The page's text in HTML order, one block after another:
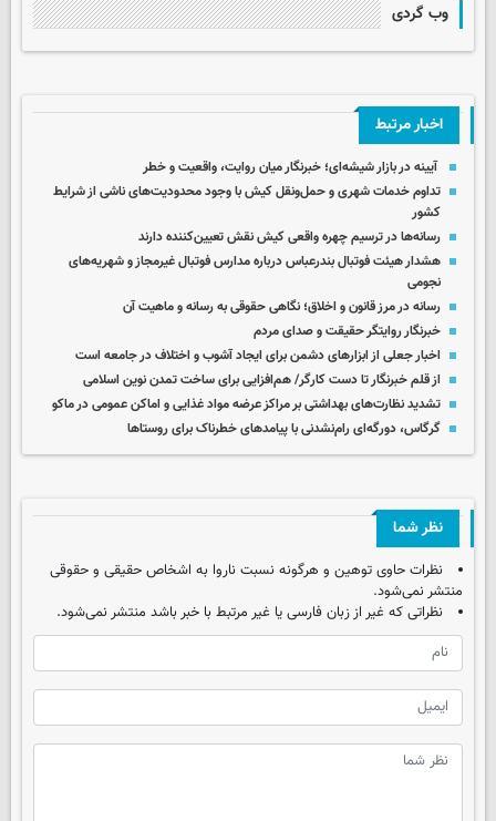
وب گردی
اخبار مرتبط
آیینه در بازار شیشه‌ای؛ خبرنگار میان روایت، واقعیت و خطر
تداوم خدمات شهری و حمل‌ونقل کیش با وجود محدودیت‌های ناشی از شرایط
کشور
رسانه‌ها در ترسیم چهره واقعی کیش نقش تعیین‌کننده دارند
هشدار هیئت فوتبال بندرعباس درباره مدارس فوتبال غیرمجاز و شهریه‌های
نجومی
رسانه در مرز قانون و اخلاق؛ نگاهی حقوقی به رسانه و ماهیت آن
خبرنگار روایتگر حقیقت و صدای مردم
اخبار جعلی از ابزارهای دشمن برای ایجاد آشوب و اختلاف در جامعه است
از قلم خبرنگار تا دست کارگر/ هم‌افزایی برای ساخت تمدن نوین اسلامی
تشدید نظارت‌های بهداشتی بر مراکز عرضه مواد غذایی و اماکن عمومی در ماکو
گرگاس، دورگه‌ای رام‌نشدنی با پیامدهای خطرناک برای روستاها
نظر شما
نظرات حاوی توهین و هرگونه نسبت ناروا به اشخاص حقیقی و حقوقی
منتشر نمی‌شود.
نظراتی که غیر از زبان فارسی یا غیر مرتبط با خبر باشد منتشر نمی‌شود.